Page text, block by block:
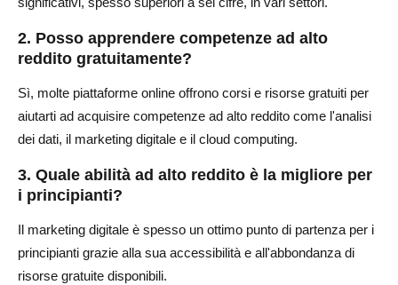
2. Posso apprendere competenze ad alto
reddito gratuitamente?
Sì, molte piattaforme online offrono corsi e risorse gratuiti per
aiutarti ad acquisire competenze ad alto reddito come l'analisi
dei dati, il marketing digitale e il cloud computing.
3. Quale abilità ad alto reddito è la migliore per
i principianti?
Il marketing digitale è spesso un ottimo punto di partenza per i
principianti grazie alla sua accessibilità e all'abbondanza di
risorse gratuite disponibili.